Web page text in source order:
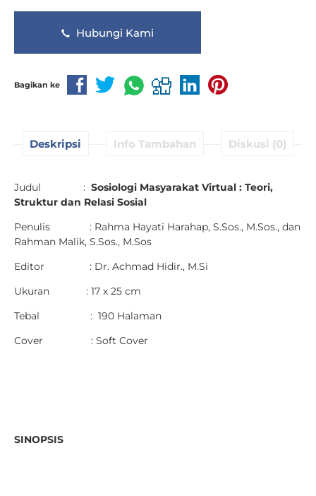
Hubungi Kami
Bagikan ke
Deskripsi Info Tambahan Diskusi (0)
Judul : Sosiologi Masyarakat Virtual : Teori,
Struktur dan Relasi Sosial
Penulis : Rahma Hayati Harahap, S.Sos., M.Sos., dan
Rahman Malik, S.Sos., M.Sos
Editor : Dr. Achmad Hidir., M.Si
Ukuran : 17 x 25 cm
Tebal : 190 Halaman
Cover : Soft Cover
SINOPSIS